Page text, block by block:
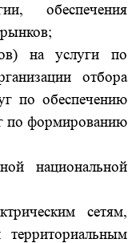
обеспечения
на услуги по
отбора
по обеспечению
по формированию
национальной
сетям,